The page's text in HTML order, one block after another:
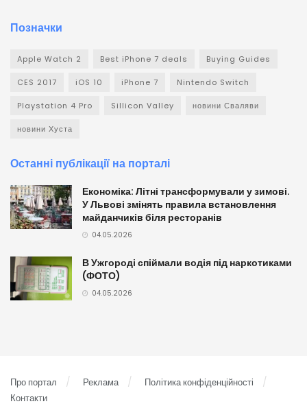
Позначки
Apple Watch 2 Best iPhone 7 deals Buying Guides
CES 2017 iOS 10 iPhone 7 Nintendo Switch
Playstation 4 Pro Sillicon Valley новини Сваляви
новини Хуста
Останні публікації на порталі
Економіка: Літні трансформували у зимові.
У Львові змінять правила встановлення
майданчиків біля ресторанів
04.05.2026
В Ужгороді спіймали водія під наркотиками
(ФОТО)
04.05.2026
Про портал Реклама
Політика конфіденційності
Контакти